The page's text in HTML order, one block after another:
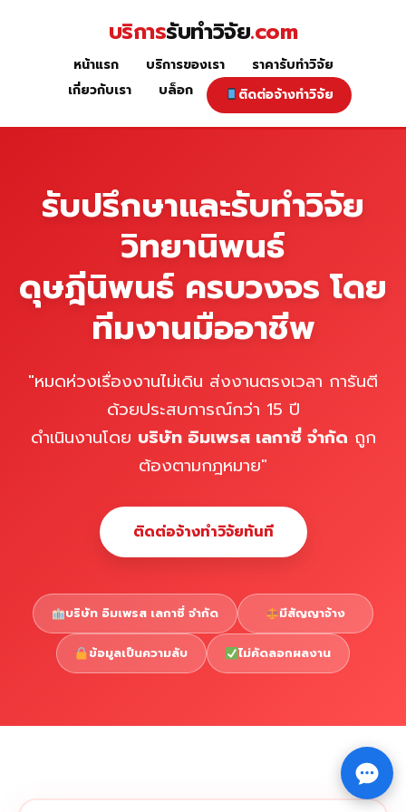
หน้าแรก
Copyright © 2026 รับทำวิจัย รับทำวิทยานิพนธ์ รับทำ⇧
บริการรับทำวิจัย.com
หน้าแรก บริการของเรา
ราคารับทำวิจัย
เกี่ยวกับเรา
บล็อก ติดต่อจ้างทำวิจัย
รับปรึกษาและรับทำวิจัย
วิทยานิพนธ์
ดุษฎีนิพนธ์ ครบวงจร โดย
ทีมงานมืออาชีพ
"หมดห่วงเรื่องงานไม่เดิน ส่งงานตรงเวลา การันตี
ด้วยประสบการณ์กว่า 15 ปี
ดำเนินงานโดย บริษัท อิมเพรส เลกาซี่ จำกัด ถูก
ต้องตามกฎหมาย"
ติดต่อจ้างทำวิจัยทันที
บริษัท อิมเพรส เลกาซี่ จำกัด มีสัญญาจ้าง
ข้อมูลเป็นความลับ ไม่คัดลอกผลงาน